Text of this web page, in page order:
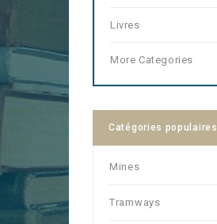
Livres
More Categories
Catégories populaires
Mines
Tramways